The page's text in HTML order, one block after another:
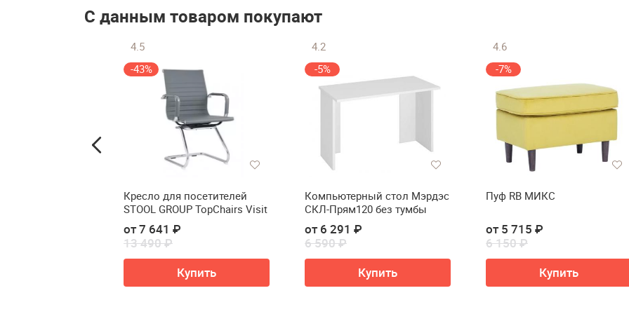
С данным товаром покупают
4.5
-43%
Кресло для посетителей
STOOL GROUP TopChairs Visit
от 7 641 ₽
13 490 ₽
Купить
4.2
-5%
Компьютерный стол Мэрдэс
СКЛ-Прям120 без тумбы
от 6 291 ₽
6 590 ₽
Купить
4.6
-7%
Пуф RB МИКС
от 5 715 ₽
6 150 ₽
Купить